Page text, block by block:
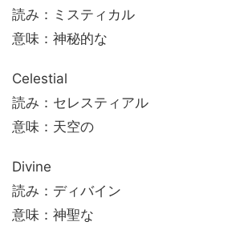
読み：ミスティカル
意味：神秘的な
Celestial
読み：セレスティアル
意味：天空の
Divine
読み：ディバイン
意味：神聖な